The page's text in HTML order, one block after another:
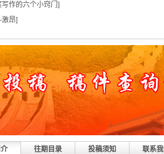
作的六个小窍门 ]
昂]
往期目录 投稿须知 联系我